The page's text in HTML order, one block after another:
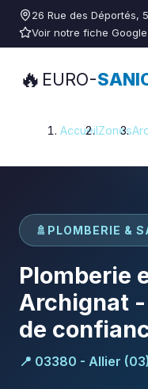
26 Rue des Déportés,
Voir notre fiche Google
🔥 EURO-
AccueilZones
🚿 PLOMBERIE &
Plomberie
Archignat
de
📍 03380 - Allier (03)